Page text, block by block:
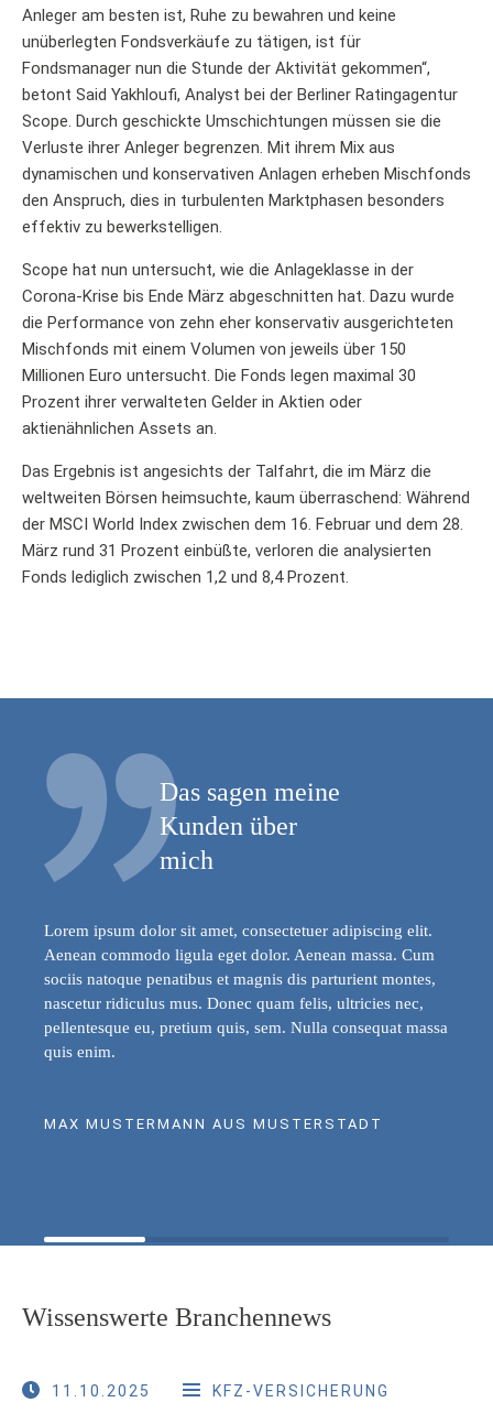
Anleger am besten ist, Ruhe zu bewahren und keine
unüberlegten Fondsverkäufe zu tätigen, ist für
Fondsmanager nun die Stunde der Aktivität gekommen“,
betont Said Yakhloufi, Analyst bei der Berliner Ratingagentur
Scope. Durch geschickte Umschichtungen müssen sie die
Verluste ihrer Anleger begrenzen. Mit ihrem Mix aus
dynamischen und konservativen Anlagen erheben Mischfonds
den Anspruch, dies in turbulenten Marktphasen besonders
effektiv zu bewerkstelligen.
Scope hat nun untersucht, wie die Anlageklasse in der
Corona-Krise bis Ende März abgeschnitten hat. Dazu wurde
die Performance von zehn eher konservativ ausgerichteten
Mischfonds mit einem Volumen von jeweils über 150
Millionen Euro untersucht. Die Fonds legen maximal 30
Prozent ihrer verwalteten Gelder in Aktien oder
aktienähnlichen Assets an.
Das Ergebnis ist angesichts der Talfahrt, die im März die
weltweiten Börsen heimsuchte, kaum überraschend: Während
der MSCI World Index zwischen dem 16. Februar und dem 28.
März rund 31 Prozent einbüßte, verloren die analysierten
Fonds lediglich zwischen 1,2 und 8,4 Prozent.
Das sagen meine
Kunden über
mich
Lorem ipsum dolor sit amet, consectetuer adipiscing elit.
Aenean commodo ligula eget dolor. Aenean massa. Cum
sociis natoque penatibus et magnis dis parturient montes,
nascetur ridiculus mus. Donec quam felis, ultricies nec,
pellentesque eu, pretium quis, sem. Nulla consequat massa
quis enim.
MAX MUSTERMANN AUS MUSTERSTADT
Wissenswerte Branchennews
11.10.2025 KFZ-VERSICHERUNG